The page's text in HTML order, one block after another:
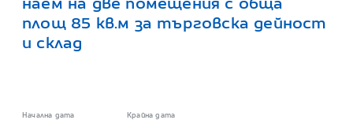
площ 85 кв.м за търговска дейност
и склад
Начална дата Крайна дата